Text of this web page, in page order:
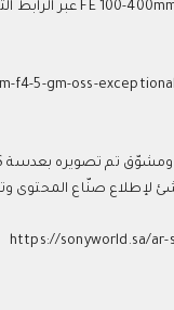
f4-5-gm-oss-
https://sonyworld.sa/ar-